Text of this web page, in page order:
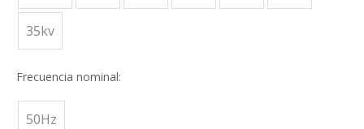
35kv
Frecuencia nominal:
50Hz